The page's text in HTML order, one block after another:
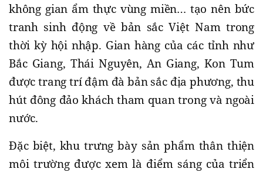
không gian ẩm thực vùng miền… tạo nên bức
tranh sinh động về bản sắc Việt Nam trong
thời kỳ hội nhập. Gian hàng của các tỉnh như
Bắc Giang, Thái Nguyên, An Giang, Kon Tum
được trang trí đậm đà bản sắc địa phương, thu
hút đông đảo khách tham quan trong và ngoài
nước.
Đặc biệt, khu trưng bày sản phẩm thân thiện
môi trường được xem là điểm sáng của triển